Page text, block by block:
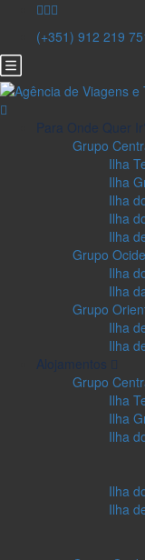
(+351) 912 219
Para Onde Quer
Grupo
Ilha
Ilha
Ilha
Ilha
Ilha
Grupo
Ilha
Ilha
Grupo
Ilha
Ilha
Alojamentos
Grupo
Ilha
Ilha
Ilha
Ilha
Ilha